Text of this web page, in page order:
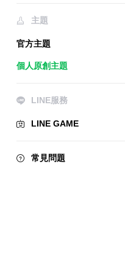
主題
官方主題
個人原創主題
LINE服務
LINE GAME
常見問題